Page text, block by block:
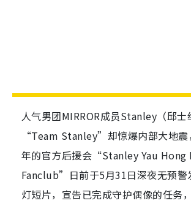
人气男团MIRROR成员Stanley（邱士
“Team Stanley”却惊爆内部大地震
年的官方后援会“Stanley Yau Hong
Fanclub”日前于5月31日深夜无预警
灯短片，宣告已完成守护偶像的任务